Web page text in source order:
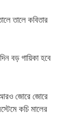
তালে কবিতার
বড় গায়িকা হবে
আরও জোরে জোরে
কচি মালের